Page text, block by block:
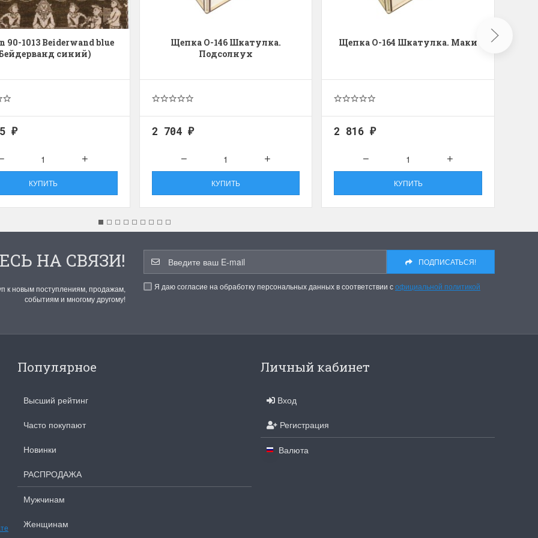
90-1013 Beiderwand blue
синий)
₽
КУПИТЬ
Щепка О-146 Шкатулка.
Подсолнух
2 704 ₽
КУПИТЬ
Щепка О-164 Шкатулка. Маки
2 816₽
КУПИТЬ
НА СВЯЗИ!
к новым поступлениям, продажам,
событиям и многому другому!
ПОДПИСАТЬСЯ!
Я даю согласие на обработку персональных данных в соответствии софициальной политикой
Популярное
Высший рейтинг
Часто покупают
Новинки
РАСПРОДАЖА
Мужчинам
Женщинам
Личный кабинет
Вход
Регистрация
Валюта